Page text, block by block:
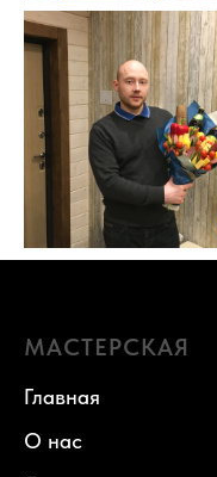
МАСТЕРСКАЯ
Главная
О нас